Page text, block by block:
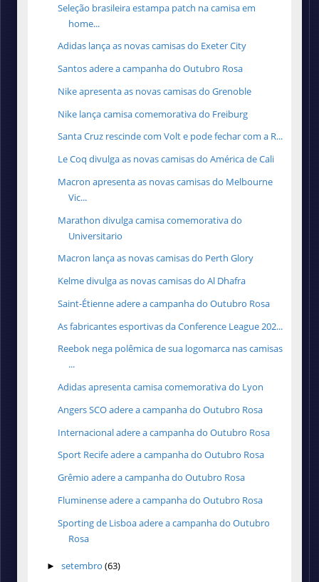
Seleção brasileira estampa patch na camisa em
home...
Adidas lança as novas camisas do Exeter City
Santos adere a campanha do Outubro Rosa
Nike apresenta as novas camisas do Grenoble
Nike lança camisa comemorativa do Freiburg
Santa Cruz rescinde com Volt e pode fechar com a R...
Le Coq divulga as novas camisas do América de Cali
Macron apresenta as novas camisas do Melbourne
Vic...
Marathon divulga camisa comemorativa do
Universitario
Macron lança as novas camisas do Perth Glory
Kelme divulga as novas camisas do Al Dhafra
Saint-Étienne adere a campanha do Outubro Rosa
As fabricantes esportivas da Conference League 202...
Reebok nega polêmica de sua logomarca nas camisas
...
Adidas apresenta camisa comemorativa do Lyon
Angers SCO adere a campanha do Outubro Rosa
Internacional adere a campanha do Outubro Rosa
Sport Recife adere a campanha do Outubro Rosa
Grêmio adere a campanha do Outubro Rosa
Fluminense adere a campanha do Outubro Rosa
Sporting de Lisboa adere a campanha do Outubro
Rosa
► setembro (63)